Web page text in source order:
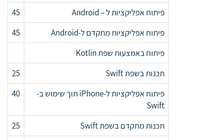
פיתוח אפליקציות ל – Android
45
פיתוח אפליקציות מתקדם ל-Android
45
פיתוח באמצעות שפת Kotlin
תכנות בשפת Swift
25
פיתוח אפליקציות ל-iPhone תוך שימוש ב-
Swift
40
תכנות מתקדם בשפת Swift
25